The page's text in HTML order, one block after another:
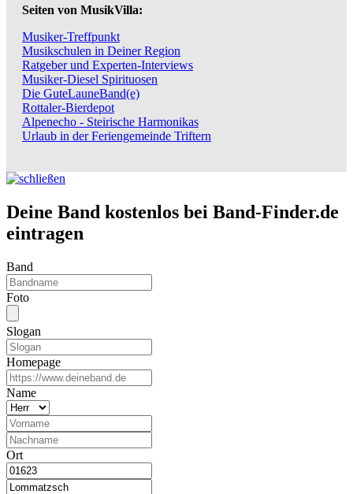
Seiten von MusikVilla:
Musiker-Treffpunkt
Musikschulen in Deiner Region
Ratgeber und Experten-Interviews
Musiker-Diesel Spirituosen
Die GuteLauneBand(e)
Rottaler-Bierdepot
Alpenecho - Steirische Harmonikas
Urlaub in der Feriengemeinde Triftern
Deine Band kostenlos bei Band-Finder.de
eintragen
Band
Foto
Slogan
Homepage
Name
Ort